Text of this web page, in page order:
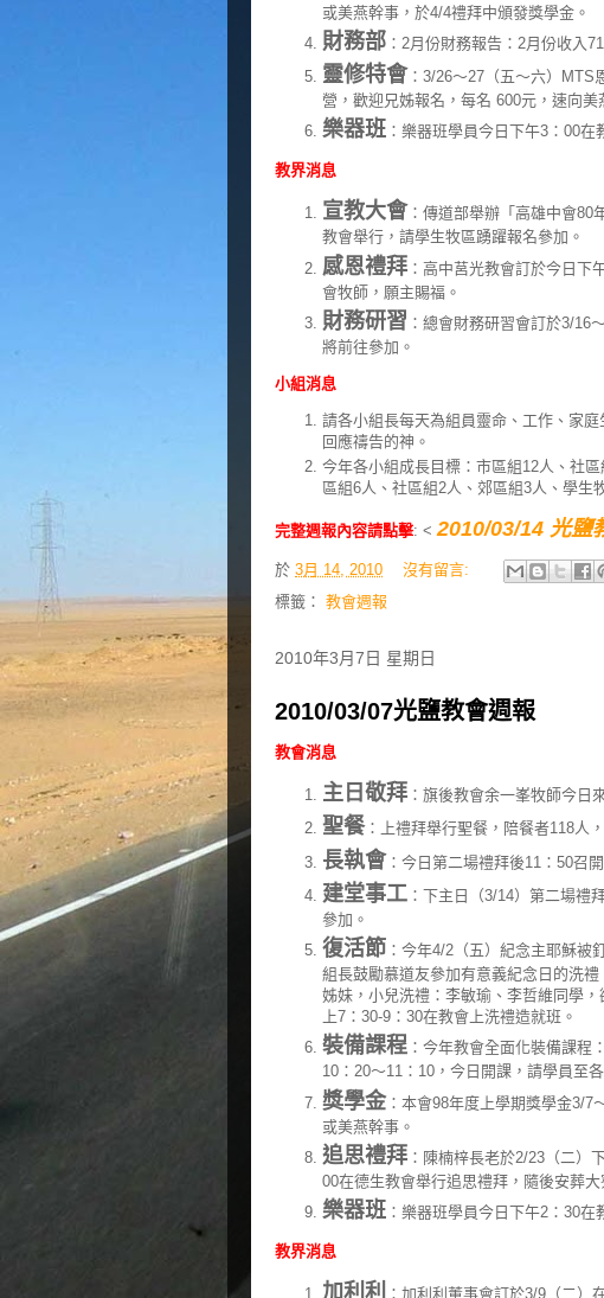
或美燕幹事，於4/4禮拜中頒發獎學金。
財務部 ：2月份財務報告：2月份收入
靈修特會 ：3/26～27（五～六）
營，歡迎兄姊報名，每名 600元，速向
樂器班 ：樂器班學員今日下午3：00在
教界消息
宣教大會 ：傳道部舉辦「高雄中會
教會舉行，請學生牧區踴躍報名參加。
感恩禮拜 ：高中莒光教會訂於今日下
會牧師，願主賜福。
財務研習 ：總會財務研習會訂於3/16
將前往參加。
小組消息
請各小組長每天為組員靈命、工作、家
回應禱告的神。
今年各小組成長目標：市區組12人、社
區組6人、社區組2人、郊區組3人、學生
完整週報內容請點擊: <2010/03/14 光鹽
於 3月 14, 2010
沒有留言:
標籤： 教會週報
2010年3月7日 星期日
2010/03/07光鹽教會週報
教會消息
主日敬拜 ：旗後教會余一峯牧師今日
聖餐：上禮拜舉行聖餐，陪餐者118人
長執會 ：今日第二場禮拜後11：50召
建堂事工 ：下主日（3/14）第二場禮
參加。
復活節 ：今年4/2（五）紀念主耶穌被
組長鼓勵慕道友參加有意義紀念日的洗
姊妹，小兒洗禮：李敏瑜、李哲維同學
上7：30-9：30在教會上洗禮造就班。
裝備課程 ：今年教會全面化裝備課程
10：20～11：10，今日開課，請學員至
獎學金：本會98年度上學期獎學金3/7
或美燕幹事。
追思禮拜 ：陳楠梓長老於2/23（二）
00在德生教會舉行追思禮拜，隨後安葬大
樂器班 ：樂器班學員今日下午2：30在
教界消息
加利利 ：加利利董事會訂於3/9（二）